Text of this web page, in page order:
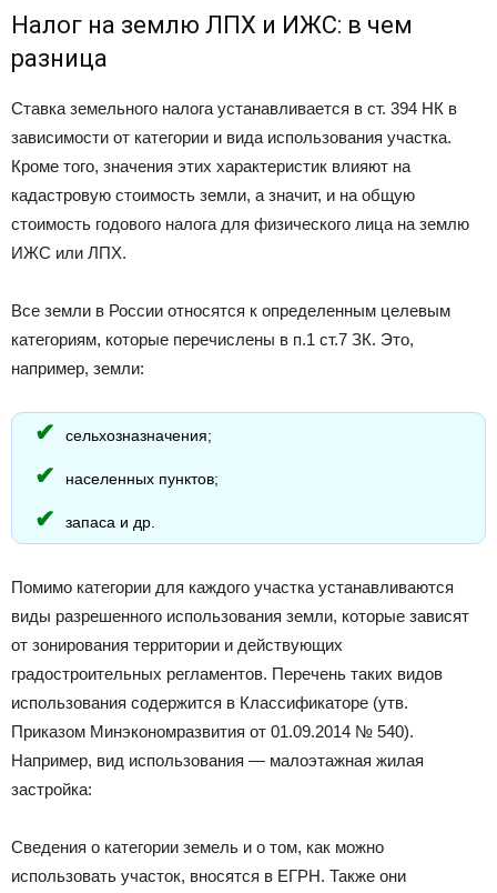
Налог на землю ЛПХ и ИЖС: в чем
разница
Ставка земельного налога устанавливается в ст. 394 НК в
зависимости от категории и вида использования участка.
Кроме того, значения этих характеристик влияют на
кадастровую стоимость земли, а значит, и на общую
стоимость годового налога для физического лица на землю
ИЖС или ЛПХ.
Все земли в России относятся к определенным целевым
категориям, которые перечислены в п.1 ст.7 ЗК. Это,
например, земли:
сельхозназначения;
населенных пунктов;
запаса и др.
Помимо категории для каждого участка устанавливаются
виды разрешенного использования земли, которые зависят
от зонирования территории и действующих
градостроительных регламентов. Перечень таких видов
использования содержится в Классификаторе (утв.
Приказом Минэкономразвития от 01.09.2014 № 540).
Например, вид использования — малоэтажная жилая
застройка:
Сведения о категории земель и о том, как можно
использовать участок, вносятся в ЕГРН. Также они